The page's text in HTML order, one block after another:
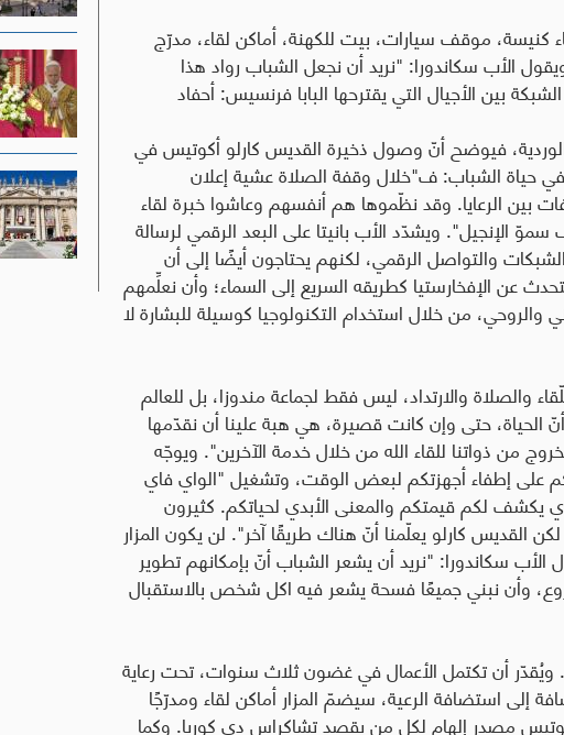
كنيسة، موقف سيارات، بيت للكهنة، أماكن لقاء، مدرّج
الأب سكاندورا: "نريد أن نجعل الشباب رواد هذا
بين الأجيال التي يقترحها البابا فرنسيس: أحفاد
الوردية، فيوضح أنّ وصول ذخيرة القديس كارلو أكوتيس في
وفي حياة الشباب: ف"خلال وقفة الصلاة عشية إعلان
بين الرعايا. وقد نظّموها هم أنفسهم وعاشوا خبرة لقاء
ويشدّد الأب بانيتا على البعد الرقمي لرسالة
والتواصل الرقمي، لكنهم يحتاجون أيضًا إلى أن
عن الإفخارستيا كطريقه السريع إلى السماء؛ وأن نعلِّمهم
من خلال استخدام التكنولوجيا كوسيلة للبشارة لا
والصلاة والارتداد، ليس فقط لجماعة مندوزا، بل للعالم
الحياة، حتى وإن كانت قصيرة، هي هبة علينا أن نقدّمها
من ذواتنا للقاء الله من خلال خدمة الآخرين". ويوجّه
على إطفاء أجهزتكم لبعض الوقت، وتشغيل "الواي فاي
يكشف لكم قيمتكم والمعنى الأبدي لحياتكم. كثيرون
القديس كارلو يعلّمنا أنّ هناك طريقًا آخر". لن يكون المزار
سكاندورا: "نريد أن يشعر الشباب أنّ بإمكانهم تطوير
وأن نبني جميعًا فسحة يشعر فيه اكل شخص بالاستقبال
وُضع حجر الأساس في 12 تشرين الثاني 2023. ويُقدّر أن تكتمل الأعمال في غضون ثلاث سنوات، تحت رعاية
إلى استضافة الرعية، سيضمّ المزار أماكن لقاء ومدرّجًا
مصدر إلهام لكل من يقصد تشاكراس دي كوريا. وكما